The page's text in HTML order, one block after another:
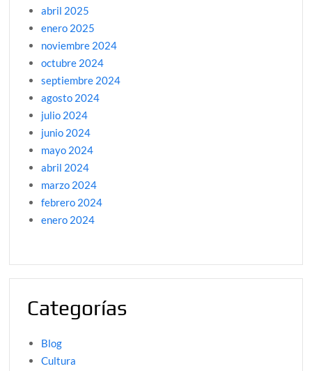
abril 2025
enero 2025
noviembre 2024
octubre 2024
septiembre 2024
agosto 2024
julio 2024
junio 2024
mayo 2024
abril 2024
marzo 2024
febrero 2024
enero 2024
Categorías
Blog
Cultura